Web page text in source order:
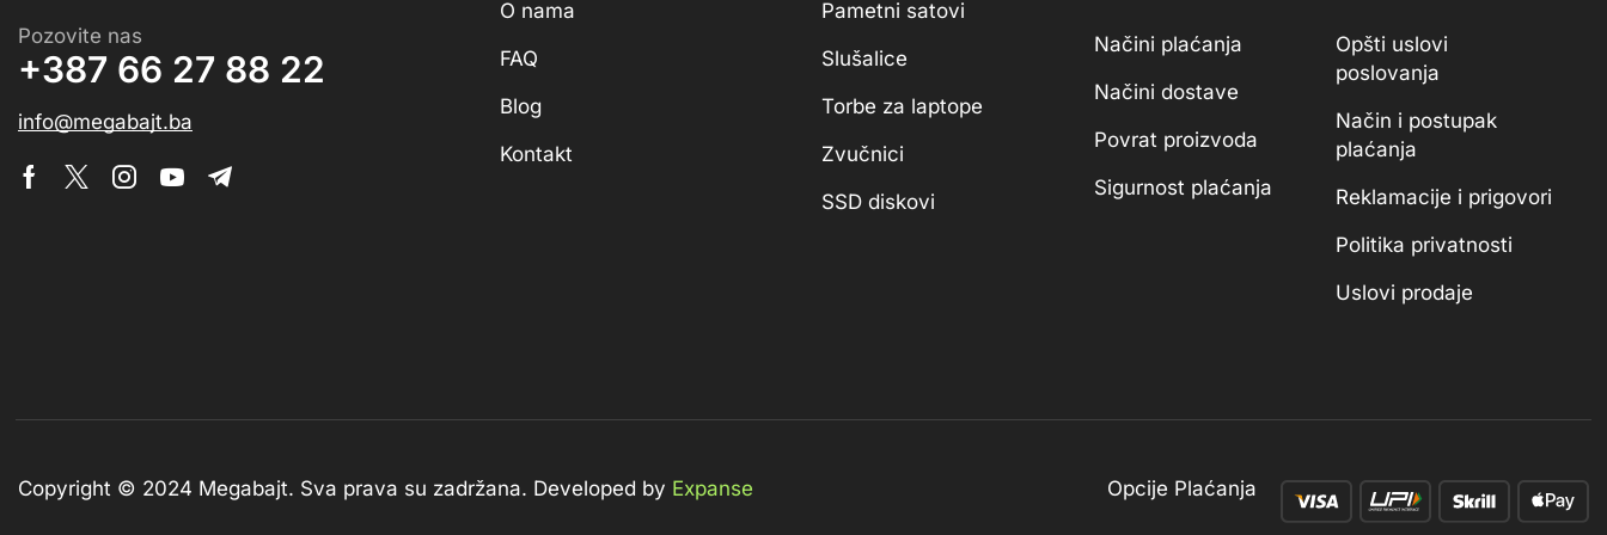
Pozovite nas
+387 66 27 88 22
info@megabajt.ba
O nama
FAQ
Blog
Kontakt
Pametni satovi
Slušalice
Torbe za laptope
Zvučnici
SSD diskovi
Načini plaćanja
Načini dostave
Povrat proizvoda
Sigurnost plaćanja
Opšti uslovi
poslovanja
Način i postupak
plaćanja
Reklamacije i prigovori
Politika privatnosti
Uslovi prodaje
Copyright © 2024 Megabajt. Sva prava su zadržana. Developed by Expanse Opcije Plaćanja